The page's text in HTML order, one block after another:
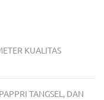
KUALITAS
TANGSEL, DAN